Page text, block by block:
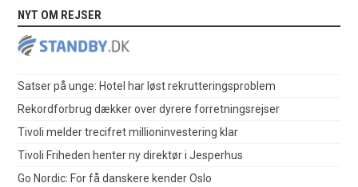
NYT OM REJSER
Satser på unge: Hotel har løst rekrutteringsproblem
Rekordforbrug dækker over dyrere forretningsrejser
Tivoli melder trecifret millioninvestering klar
Tivoli Friheden henter ny direktør i Jesperhus
Go Nordic: For få danskere kender Oslo